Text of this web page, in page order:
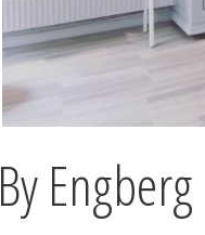
By Engberg